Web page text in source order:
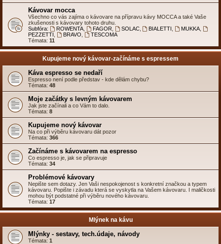
Kávovar mocca
Všechno co vás zajíma o kávovare na přípravu kávy MOCCA a také Vaše
zkušenosti s kávovary tohoto druhu.
Subfóra:
ROWENTA, FAGOR SOLAC, BIALETTI MUKKA
PEZZETTI
BRAVO
TESCOMA
Témata: 11
Kupujeme nový kávovar-začínáme s espressem
Káva espresso se nedaří
Espresso není podle představ - kde dělám chybu?
Témata: 48
Moje začátky s levným kávovarem
Jak jste začínali a co Vám to dalo.
Témata: 8
Kupujeme nový kávovar
Na co při výběru kávovaru dát pozor
Témata: 366
Začínáme s kávovarem na espresso
Co espresso je, jak se připravuje
Témata: 34
Problémové kávovary
Nepište sem dotazy. Jen Vaši nespokojenost s konkretní značkou a typem
kávovaru. Popište i závadu která se vyskytla na Vašem kávovaru. I maličkosti
mohou být podstatné při výběru nového kávovaru.
Témata: 17
Mlýnek na kávu
Mlýnky - sestavy, tech.údaje, návody
Témata: 1